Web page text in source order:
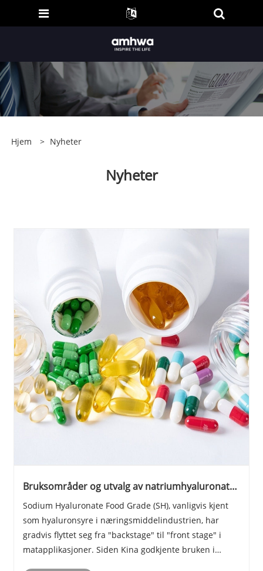
Hjem > Nyheter
Nyheter
Bruksområder og utvalg av natriumhyaluronat
Sodium Hyaluronate Food Grade (SH), vanligvis kjent
som hyaluronsyre i næringsmiddelindustrien, har
gradvis flyttet seg fra "backstage" til "front stage" i
matapplikasjoner. Siden Kina godkjente bruken i